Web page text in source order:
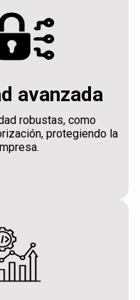
avanzada
robustas, como
protegiendo la